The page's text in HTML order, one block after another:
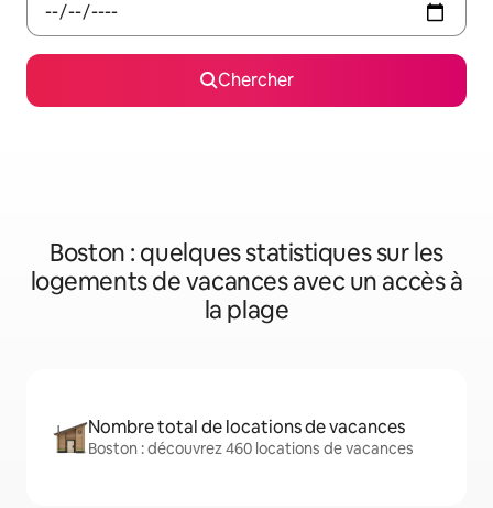
Chercher
Boston : quelques statistiques sur les
logements de vacances avec un accès à
la plage
Nombre total de locations de vacances
Boston : découvrez 460 locations de vacances